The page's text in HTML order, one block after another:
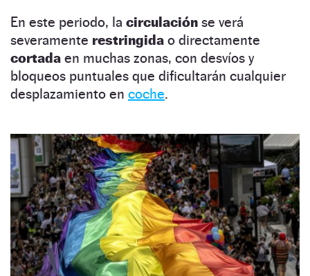
En este periodo, la circulación se verá
severamente restringida o directamente
cortada en muchas zonas, con desvíos y
bloqueos puntuales que dificultarán cualquier
desplazamiento en coche.